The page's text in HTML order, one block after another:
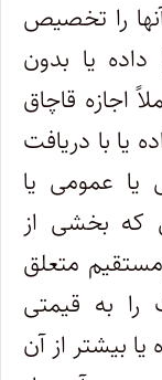
را تخصیص
داده یا بدون
اجازه قاچاق
یا با دریافت
یا عمومی یا
که بخشی از
متعلق
به قیمتی
یا بیشتر از آن